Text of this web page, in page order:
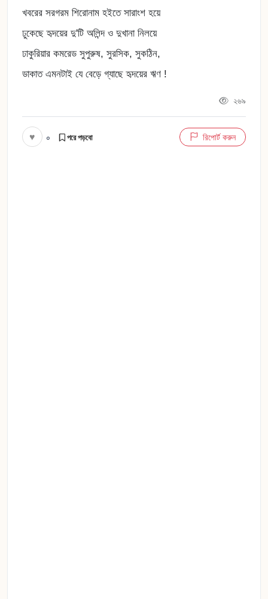
খবরের সরগরম শিরোনাম হইতে সারাংশ হয়ে
ঢুকেছে হৃদয়ের দু'টি অলিন্দ ও দুখানা নিলয়ে
ঢাকুরিয়ার কমরেড সুপুরুষ, সুরসিক, সুকঠিন,
ডাকাত এমনটাই যে বেড়ে গ্যাছে হৃদয়ের ঋণ !
২৬৯
♥ ০ পরে পড়বো রিপোর্ট করুন